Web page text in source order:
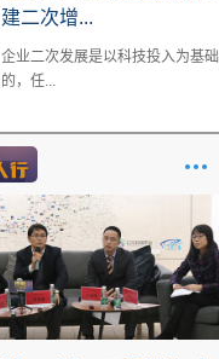
建二次增...
企业二次发展是以科技投入为基础
的，任...